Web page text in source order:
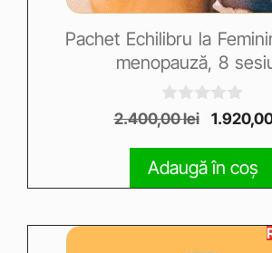
Pachet Echilibru la
menopauză, 8
0
o
u
o
f
2.400,00lei
Adaugă în coș